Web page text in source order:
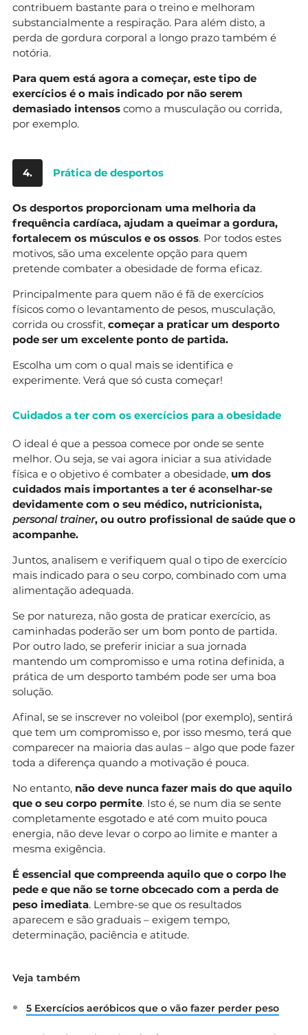
contribuem bastante para o treino e melhoram
substancialmente a respiração. Para além disto, a
perda de gordura corporal a longo prazo também é
notória.
Para quem está agora a começar, este tipo de
exercícios é o mais indicado por não serem
demasiado intensos como a musculação ou corrida,
por exemplo.
4. Prática de desportos
Os desportos proporcionam uma melhoria da
frequência cardíaca, ajudam a queimar a gordura,
fortalecem os músculos e os ossos. Por todos estes
motivos, são uma excelente opção para quem
pretende combater a obesidade de forma eficaz.
Principalmente para quem não é fã de exercícios
físicos como o levantamento de pesos, musculação,
corrida ou crossfit, começar a praticar um desporto
pode ser um excelente ponto de partida.
Escolha um com o qual mais se identifica e
experimente. Verá que só custa começar!
Cuidados a ter com os exercícios para a obesidade
O ideal é que a pessoa comece por onde se sente
melhor. Ou seja, se vai agora iniciar a sua atividade
física e o objetivo é combater a obesidade, um dos
cuidados mais importantes a ter é aconselhar-se
devidamente com o seu médico, nutricionista,
personal trainer, ou outro profissional de saúde que o
acompanhe.
Juntos, analisem e verifiquem qual o tipo de exercício
mais indicado para o seu corpo, combinado com uma
alimentação adequada.
Se por natureza, não gosta de praticar exercício, as
caminhadas poderão ser um bom ponto de partida.
Por outro lado, se preferir iniciar a sua jornada
mantendo um compromisso e uma rotina definida, a
prática de um desporto também pode ser uma boa
solução.
Afinal, se se inscrever no voleibol (por exemplo), sentirá
que tem um compromisso e, por isso mesmo, terá que
comparecer na maioria das aulas – algo que pode fazer
toda a diferença quando a motivação é pouca.
No entanto, não deve nunca fazer mais do que aquilo
que o seu corpo permite. Isto é, se num dia se sente
completamente esgotado e até com muito pouca
energia, não deve levar o corpo ao limite e manter a
mesma exigência.
É essencial que compreenda aquilo que o corpo lhe
pede e que não se torne obcecado com a perda de
peso imediata. Lembre-se que os resultados
aparecem e são graduais – exigem tempo,
determinação, paciência e atitude.
Veja também
5 Exercícios aeróbicos que o vão fazer perder peso